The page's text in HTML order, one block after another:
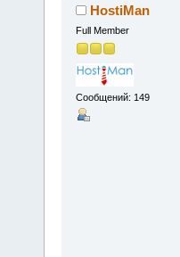
HostiMan
Full Member
Сообщений: 149